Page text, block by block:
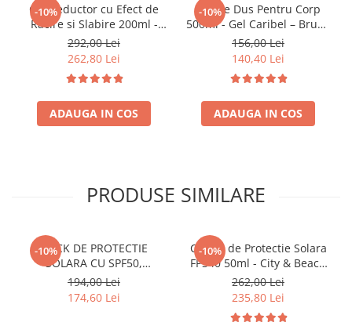
-10%
Gel Reductor cu Efect de
Racire si Slabire 200ml -
Slim Effect Gel – Bruno
Vassari
292,00 Lei
262,80 Lei
ADAUGA IN COS
-10%
Gel de Dus Pentru Corp
500ml - Gel Caribel – Bruno
Vassari
156,00 Lei
140,40 Lei
ADAUGA IN COS
PRODUSE SIMILARE
-10%
STICK DE PROTECTIE
SOLARA CU SPF50,
CITY&BEACH VELVET TOUCH
SUN – Bruno Vassari
194,00 Lei
174,60 Lei
-10%
Crema de Protectie Solara
FPS40 50ml - City & Beach
Everyday Protection SPF40 –
Bruno Vassari
262,00 Lei
235,80 Lei